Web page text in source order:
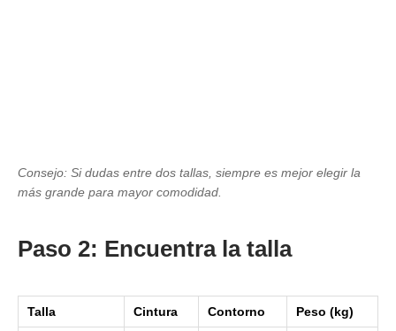
Consejo: Si dudas entre dos tallas, siempre es mejor elegir la
más grande para mayor comodidad.
Paso 2: Encuentra la talla
Talla Cintura Contorno Peso (kg)